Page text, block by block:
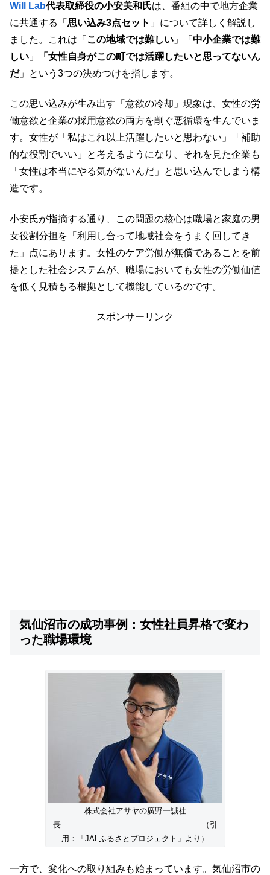
Will Lab代表取締役の小安美和氏は、番組の中で地方企業
に共通する「 思い込み3点セット 」について詳しく解説し
ました。これは「 この地域では難しい 」「 中小企業では難
しい 」
「女性自身がこの町では活躍したいと思ってないん
だ」という3つの決めつけを指します。
この思い込みが生み出す「意欲の冷却」現象は、女性の労
働意欲と企業の採用意欲の両方を削ぐ悪循環を生んでいま
す。女性が「私はこれ以上活躍したいと思わない」「補助
的な役割でいい」と考えるようになり、それを見た企業も
「女性は本当にやる気がないんだ」と思い込んでしまう構
造です。
小安氏が指摘する通り、この問題の核心は職場と家庭の男
女役割分担を「利用し合って地域社会をうまく回してき
た」点にあります。女性のケア労働が無償であることを前
提とした社会システムが、職場においても女性の労働価値
を低く見積もる根拠として機能しているのです。
スポンサーリンク
気仙沼市の成功事例：女性社員昇格で変わ
った職場環境
株式会社アサヤの廣野一誠社
長 （引
用：「JALふるさとプロジェクト」より）
一方で、変化への取り組みも始まっています。気仙沼市の